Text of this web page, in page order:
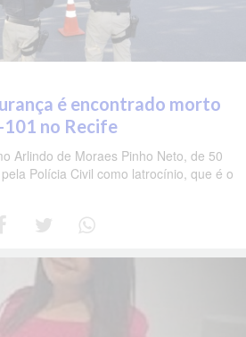
é encontrado morto
101 no Recife
Arlindo de Moraes Pinho Neto, de 50
Polícia Civil como latrocínio, que é o